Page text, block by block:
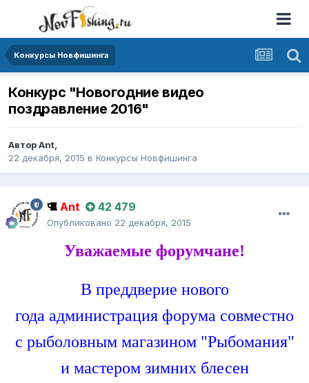
Конкурсы Новфишинга
Конкурс "Новогодние видео
поздравление 2016"
АвторAnt,
22 декабря, 2015 в Конкурсы Новфишинга
Ant 42 479
Опубликовано 22 декабря, 2015
Уважаемые форумчане!
В преддверие нового
года администрация форума совместно
с рыболовным магазином "Рыбомания"
и мастером зимних блесен